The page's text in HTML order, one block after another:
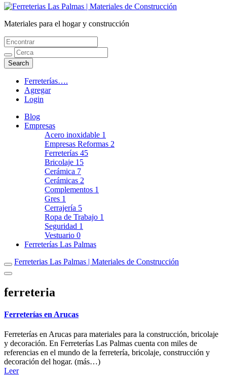
Ferreterias Las Palmas | Materiales de
Construcción
Materiales para el hogar y construcción
Ferreterías….
Agregar
Login
Blog
Empresas
Acero inoxidable 1
Empresas Reformas 2
Ferreterías 45
Bricolaje 15
Cerámica 7
Cerámicas 2
Complementos 1
Gres 1
Cerrajería 5
Ropa de Trabajo 1
Seguridad 1
Vestuario 0
Ferreterías Las Palmas
Ferreterias Las Palmas | Materiales de Construcción
ferreteria
Ferreterías en Arucas
Ferreterías en Arucas para materiales para la construcción, bricolaje
y decoración. En Ferreterías Las Palmas cuenta con miles de
referencias en el mundo de la ferretería, bricolaje, construcción y
decoración del hogar. (más…)
Leer